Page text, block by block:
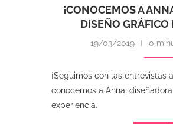
¡CONOCEMOS A
DISEÑO GRÁFICO
19/03/2019 0
¡Seguimos con las entrevistas
conocemos a Anna,
experiencia.